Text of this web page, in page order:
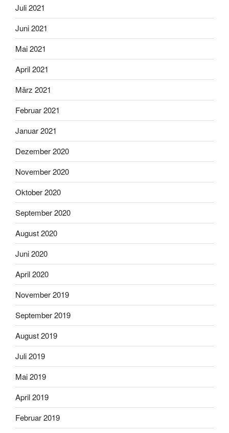
Juli 2021
Juni 2021
Mai 2021
April 2021
März 2021
Februar 2021
Januar 2021
Dezember 2020
November 2020
Oktober 2020
September 2020
August 2020
Juni 2020
April 2020
November 2019
September 2019
August 2019
Juli 2019
Mai 2019
April 2019
Februar 2019